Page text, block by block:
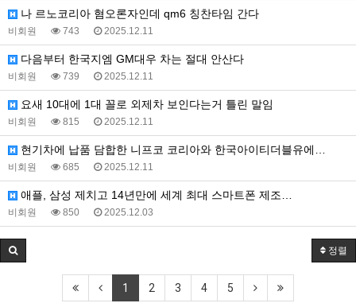
나 르노코리아 혐오론자인데 qm6 칭찬타임 간다
비회원 743 2025.12.11
다음부터 한국지엠 GM대우 차는 절대 안산다
비회원 739 2025.12.11
요새 10대에 1대 꼴로 외제차 보인다는거 틀린 말임
비회원 815 2025.12.11
현기차에 납품 담합한 니프코 코리아와 한국아이티더블유에…
비회원 685 2025.12.11
애플, 삼성 제치고 14년만에 세계 최대 스마트폰 제조…
비회원 850 2025.12.03
정렬
1 2 3 4 5